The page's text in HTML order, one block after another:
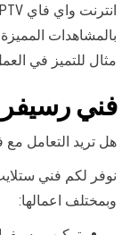
انترنت واي فاي IPTV للتحكم
بالمشاهدات
مثال للتميز في
فني رسيفر
هل تريد التعامل مع
نوفر لكم فني
وبمختلف اعمالها: